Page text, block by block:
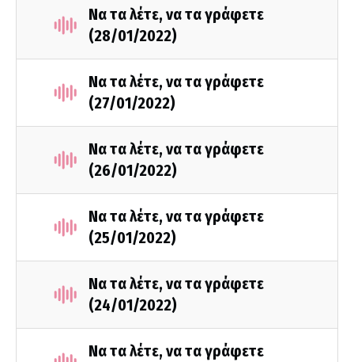
Να τα λέτε, να τα γράφετε
(28/01/2022)
Να τα λέτε, να τα γράφετε
(27/01/2022)
Να τα λέτε, να τα γράφετε
(26/01/2022)
Να τα λέτε, να τα γράφετε
(25/01/2022)
Να τα λέτε, να τα γράφετε
(24/01/2022)
Να τα λέτε, να τα γράφετε